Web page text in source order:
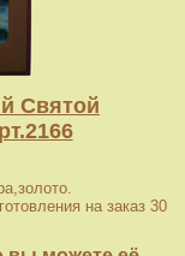
Святой
на заказ 30